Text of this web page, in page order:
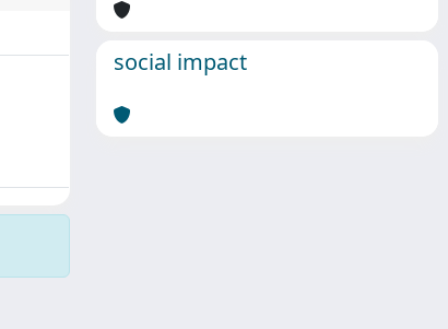
social impact